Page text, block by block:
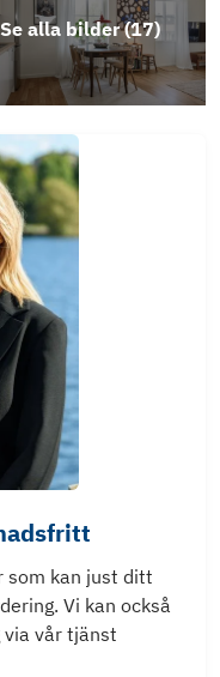
Se alla bilder (17)
som kan just ditt
Vi kan också
vår tjänst